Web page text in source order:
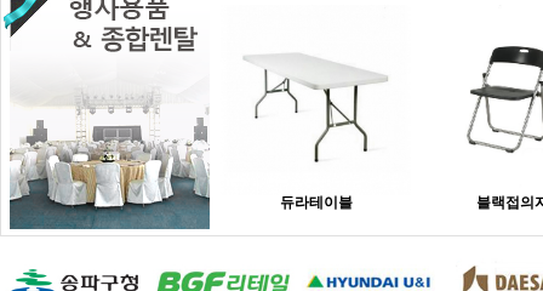
듀라테이블 블랙접의